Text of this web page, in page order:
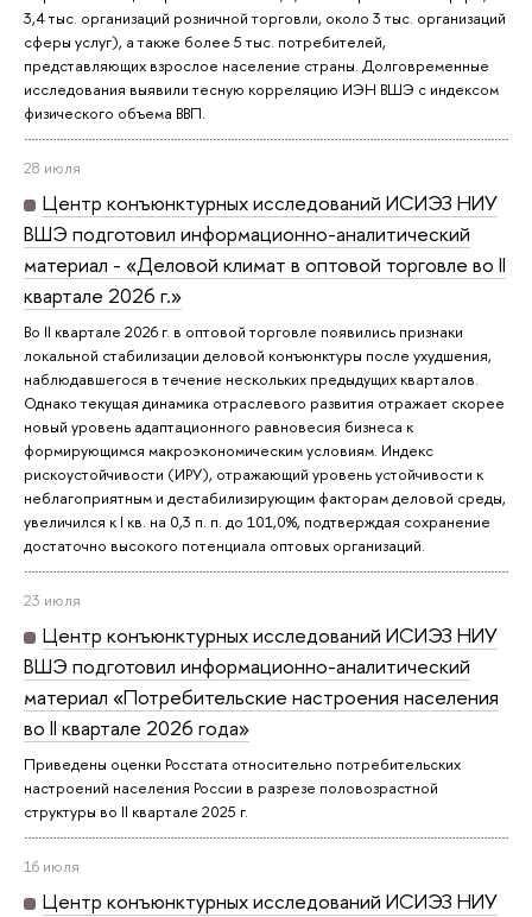
3,4 тыс. организаций розничной торговли, около 3 тыс. организаций
сферы услуг), а также более 5 тыс. потребителей,
представляющих взрослое население страны. Долговременные
исследования выявили тесную корреляцию ИЭН ВШЭ с индексом
физического объема ВВП.
28 июля
Центр конъюнктурных исследований ИСИЭЗ НИУ
ВШЭ подготовил информационно-аналитический
материал - «Деловой климат в оптовой торговле во II
квартале 2026 г.»
Во II квартале 2026 г. в оптовой торговле появились признаки
локальной стабилизации деловой конъюнктуры после ухудшения,
наблюдавшегося в течение нескольких предыдущих кварталов.
Однако текущая динамика отраслевого развития отражает скорее
новый уровень адаптационного равновесия бизнеса к
формирующимся макроэкономическим условиям. Индекс
рискоустойчивости (ИРУ), отражающий уровень устойчивости к
неблагоприятным и дестабилизирующим факторам деловой среды,
увеличился к I кв. на 0,3 п. п. до 101,0%, подтверждая сохранение
достаточно высокого потенциала оптовых организаций.
23 июля
Центр конъюнктурных исследований ИСИЭЗ НИУ
ВШЭ подготовил информационно-аналитический
материал «Потребительские настроения населения
во II квартале 2026 года»
Приведены оценки Росстата относительно потребительских
настроений населения России в разрезе половозрастной
структуры во II квартале 2025 г.
16 июля
Центр конъюнктурных исследований ИСИЭЗ НИУ